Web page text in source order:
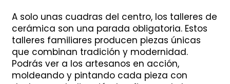
A solo unas cuadras del centro, los talleres de
cerámica son una parada obligatoria. Estos
talleres familiares producen piezas únicas
que combinan tradición y modernidad.
Podrás ver a los artesanos en acción,
moldeando y pintando cada pieza con